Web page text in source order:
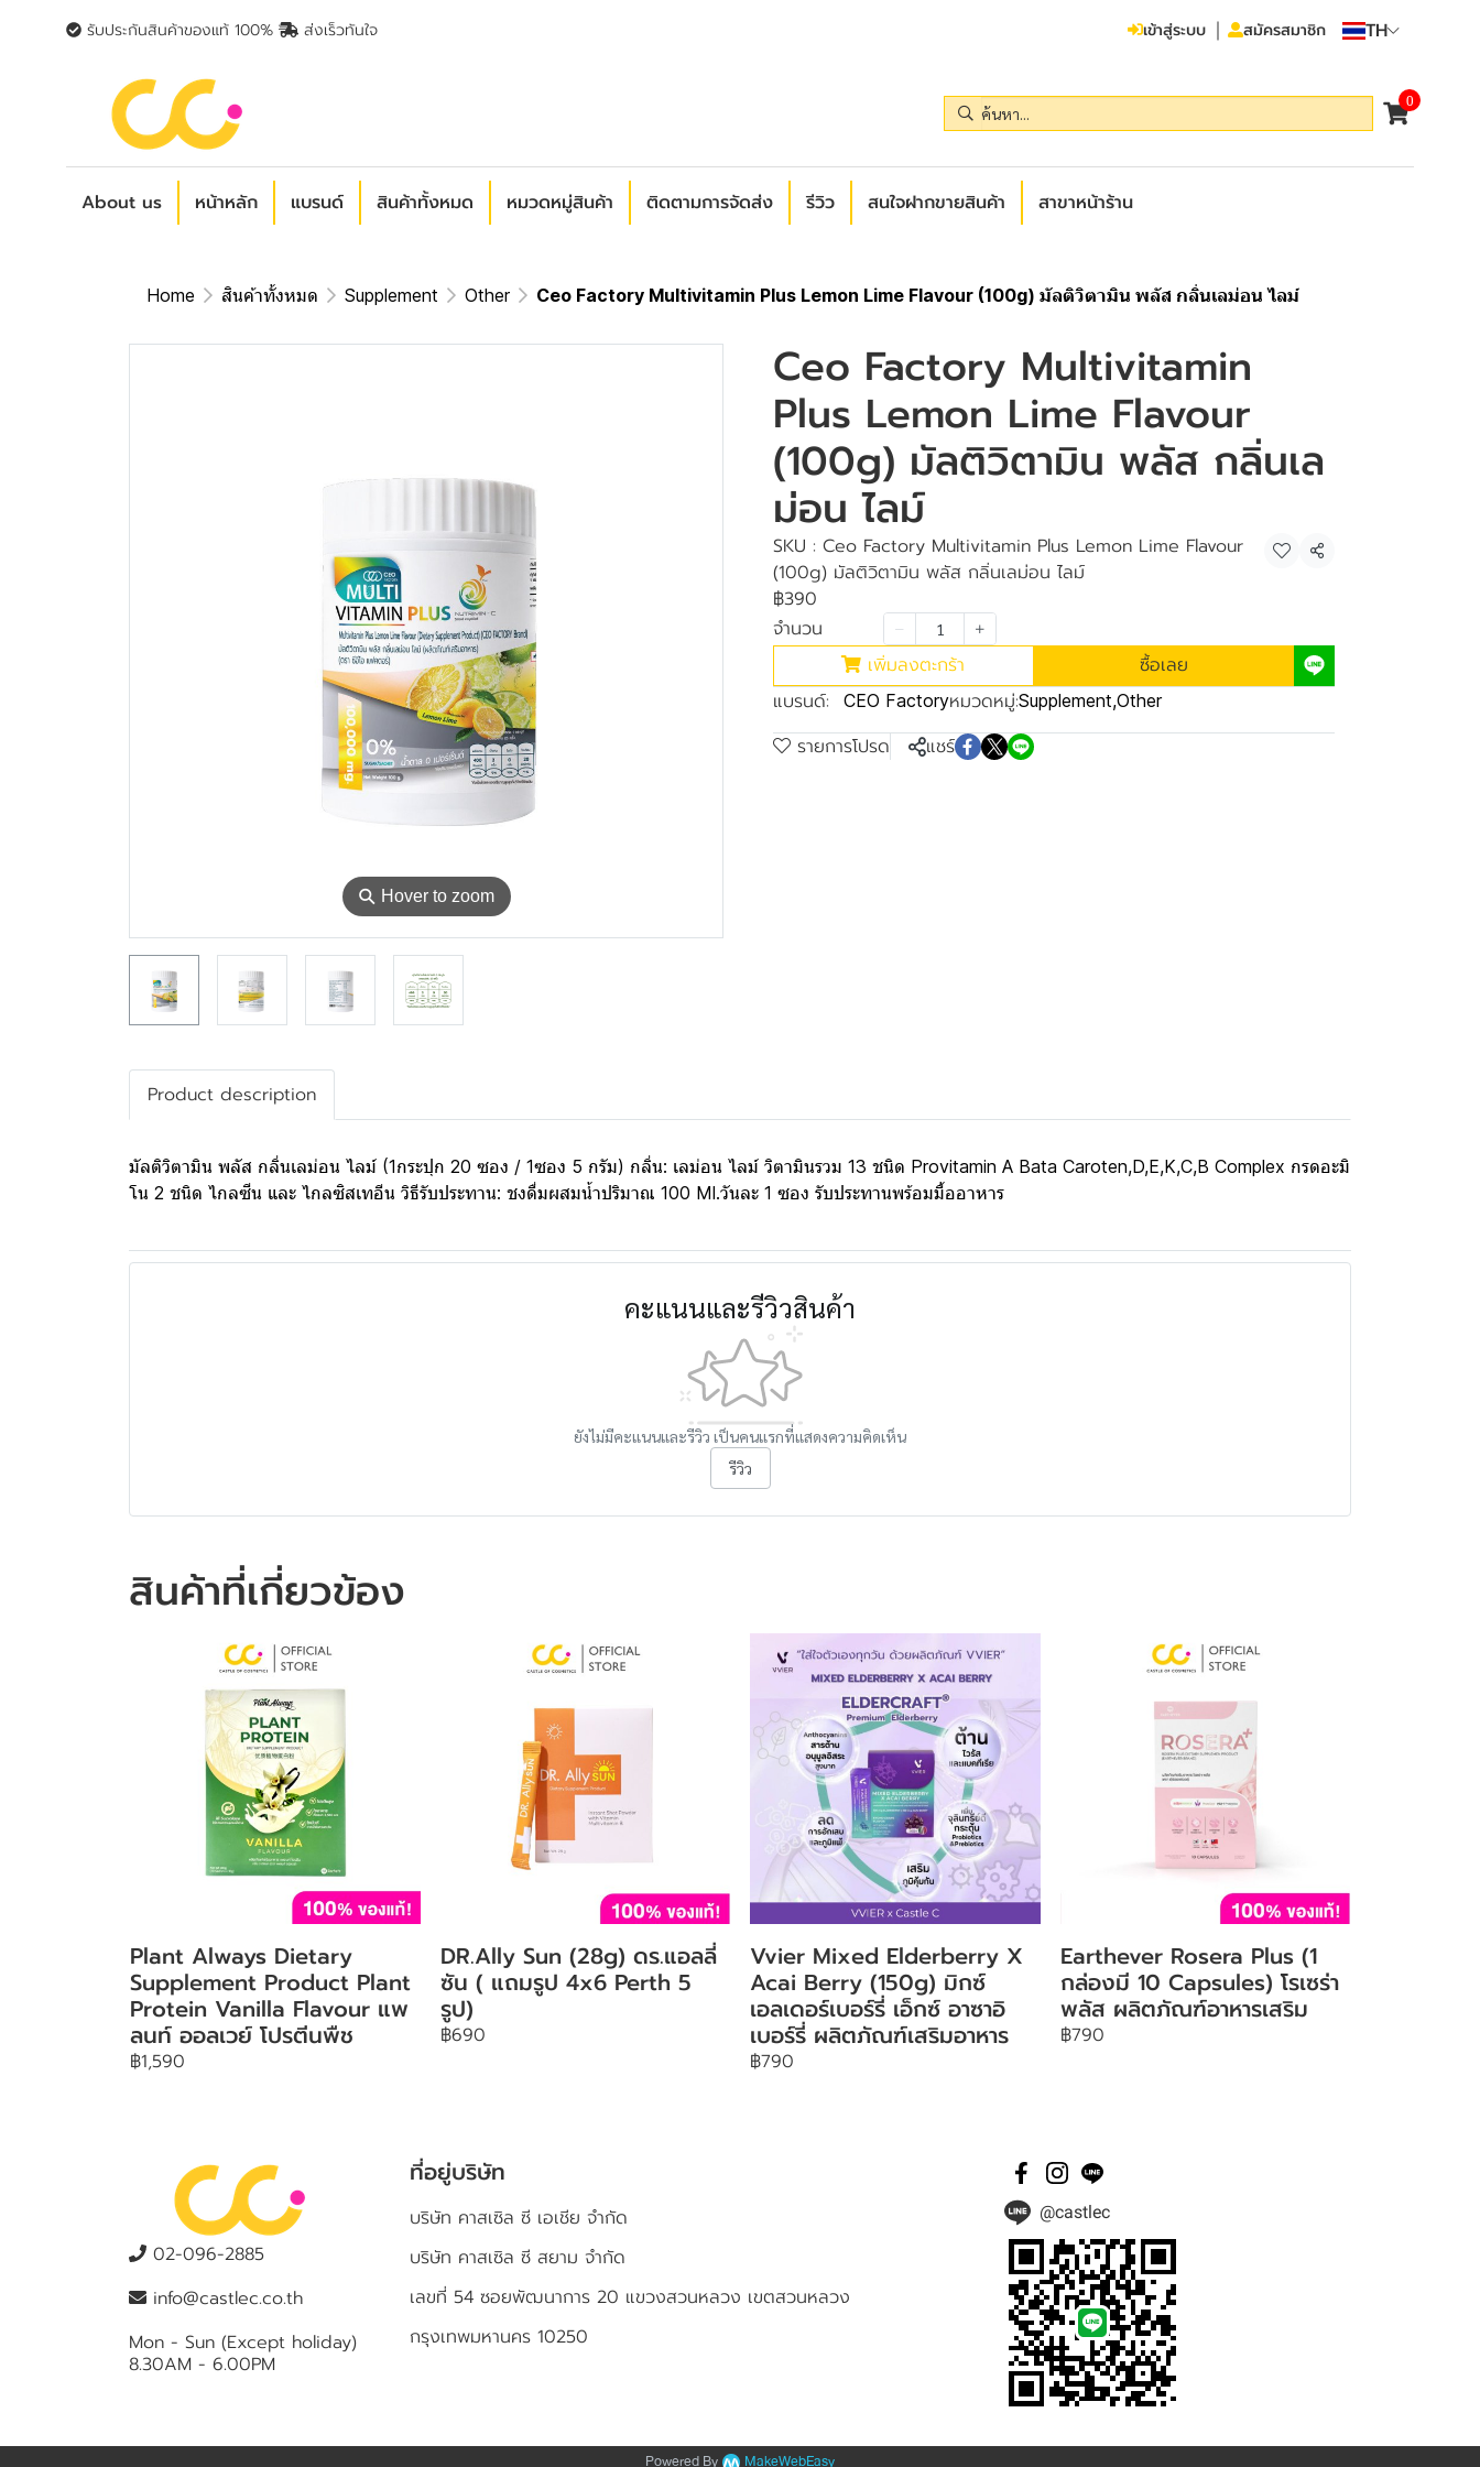
รับประกันสินค้าของแท้ 100% ส่งเร็วทันใจ เข้าสู่ระบบ สมัครสมาชิก TH
0
About us หน้าหลัก แบรนด์ สินค้าทั้งหมด หมวดหมู่สินค้า ติดตามการจัดส่ง รีวิว สนใจฝากขายสินค้า สาขาหน้าร้าน
Home สินค้าทั้งหมด Supplement Other Ceo Factory Multivitamin Plus Lemon Lime Flavour (100g) มัลติวิตามิน พลัส กลิ่นเลม่อน ไลม์
⚲ Hover to zoom
Ceo Factory Multivitamin
Plus Lemon Lime Flavour
(100g) มัลติวิตามิน พลัส กลิ่นเล
ม่อน ไลม์
SKU : Ceo Factory Multivitamin Plus Lemon Lime Flavour
(100g) มัลติวิตามิน พลัส กลิ่นเลม่อน ไลม์
แชร์
฿390
จำนวน
เพิ่มลงตะกร้า
ซื้อเลย
แบรนด์:
CEO Factoryหมวดหมู่:Supplement,Other
รายการโปรด แชร์
Product description
มัลติวิตามิน พลัส กลิ่นเลม่อน ไลม์ (1กระปุก 20 ซอง / 1ซอง 5 กรัม) กลิ่น: เลม่อน ไลม์ วิตามินรวม 13 ชนิด Provitamin A Bata Caroten,D,E,K,C,B Complex กรดอะมิ
โน 2 ชนิด ไกลซีน และ ไกลซิสเทอีน วิธีรับประทาน: ชงดื่มผสมน้ำปริมาณ 100 Ml.วันละ 1 ซอง รับประทานพร้อมมื้ออาหาร
คะแนนและรีวิวสินค้า
ยังไม่มีคะแนนและรีวิว เป็นคนแรกที่แสดงความคิดเห็น
รีวิว
สินค้าที่เกี่ยวข้อง
Plant Always Dietary
Supplement Product Plant
Protein Vanilla Flavour แพ
ลนท์ ออลเวย์ โปรตีนพืช
฿1,590
DR.Ally Sun (28g) ดร.แอลลี่
ซัน ( แถมรูป 4x6 Perth 5
รูป)
฿690
Vvier Mixed Elderberry X
Acai Berry (150g) มิกซ์
เอลเดอร์เบอร์รี่ เอ็กซ์ อาซาอิ
เบอร์รี่ ผลิตภัณฑ์เสริมอาหาร
฿790
Earthever Rosera Plus (1
กล่องมี 10 Capsules) โรเซร่า
พลัส ผลิตภัณฑ์อาหารเสริม
฿790
02-096-2885
info@castlec.co.th
Mon - Sun (Except holiday)
8.30AM - 6.00PM
ที่อยู่บริษัท
บริษัท คาสเซิล ซี เอเชีย จำกัด
บริษัท คาสเซิล ซี สยาม จำกัด
เลขที่ 54 ซอยพัฒนาการ 20 แขวงสวนหลวง เขตสวนหลวง
กรุงเทพมหานคร 10250
@castlec
Powered By MakeWebEasy